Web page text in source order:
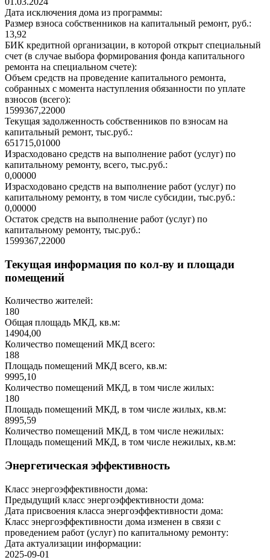
Дата исключения дома из программы:
Размер взноса собственников на капитальный ремонт, руб.:
13,92
БИК кредитной организации, в которой открыт специальный
счет (в случае выбора формирования фонда капитального
ремонта на специальном счете):
Объем средств на проведение капитального ремонта,
собранных с момента наступления обязанности по уплате
взносов (всего):
1599367,22000
Текущая задолженность собственников по взносам на
капитальный ремонт, тыс.руб.:
651715,01000
Израсходовано средств на выполнение работ (услуг) по
капитальному ремонту, всего, тыс.руб.:
0,00000
Израсходовано средств на выполнение работ (услуг) по
капитальному ремонту, в том числе субсидии, тыс.руб.:
0,00000
Остаток средств на выполнение работ (услуг) по
капитальному ремонту, тыс.руб.:
1599367,22000
Текущая информация по кол-ву и площади
помещений
Количество жителей:
180
Общая площадь МКД, кв.м:
14904,00
Количество помещений МКД всего:
188
Площадь помещений МКД всего, кв.м:
9995,10
Количество помещений МКД, в том числе жилых:
180
Площадь помещений МКД, в том числе жилых, кв.м:
8995,59
Количество помещений МКД, в том числе нежилых:
Площадь помещений МКД, в том числе нежилых, кв.м:
Энергетическая эффективность
Класс энергоэффективности дома:
Предыдущий класс энергоэффективности дома:
Дата присвоения класса энергоэффективности дома:
Класс энергоэффективности дома изменен в связи с
проведением работ (услуг) по капитальному ремонту:
Дата актуализации информации:
2025-09-01